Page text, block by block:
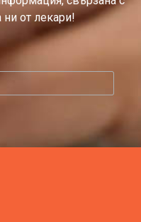
ни от лекари!